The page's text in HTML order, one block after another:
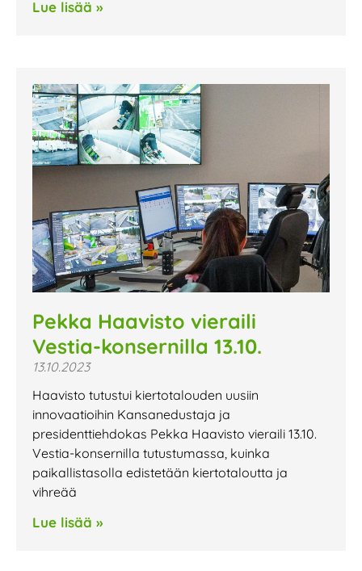
Lue lisää »
Pekka Haavisto vieraili
Vestia-konsernilla 13.10.
13.10.2023
Haavisto tutustui kiertotalouden uusiin
innovaatioihin Kansanedustaja ja
presidenttiehdokas Pekka Haavisto vieraili 13.10.
Vestia-konsernilla tutustumassa, kuinka
paikallistasolla edistetään kiertotaloutta ja
vihreää
Lue lisää »